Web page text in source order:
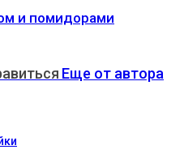
и помидорами
Еще от автора